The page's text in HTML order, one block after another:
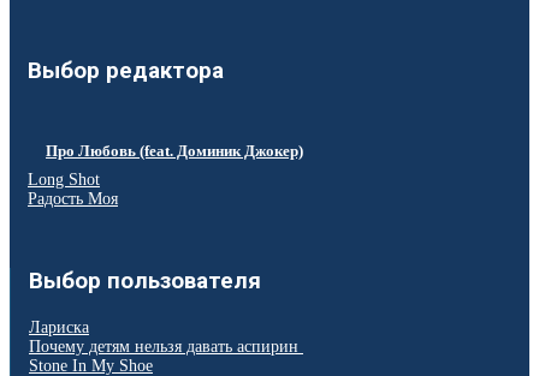
Выбор редактора
Про Любовь (feat. Доминик Джокер)
Long Shot
Радость Моя
Выбор пользователя
Лариска
Почему детям нельзя давать аспирин
Stone In My Shoe